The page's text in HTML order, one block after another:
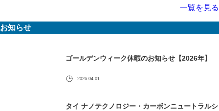
一覧を見る
お知らせ
ゴールデンウィーク休暇のお知らせ【2026年】
2026.04.01
タイ ナノテクノロジー・カーボンニュートラルシ